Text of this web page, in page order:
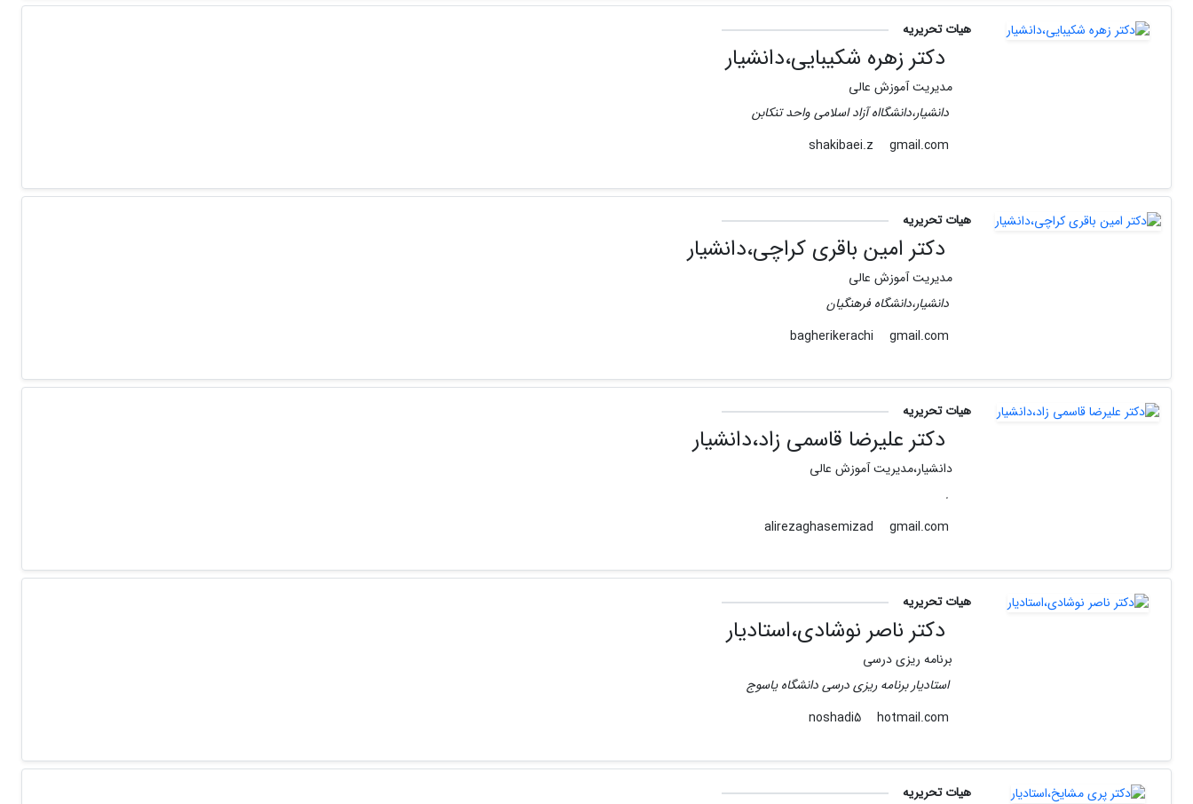
هیات تحریریه
دکتر زهره شکیبایی،دانشیار
مدیریت آموزش عالی
دانشیار،دانشگااه آزاد اسلامی واحد تنکابن
gmail.com
هیات تحریریه
دکتر امین باقری کراچی،دانشیار
مدیریت آموزش عالی
دانشیار،دانشگاه فرهنگیان
gmail.com
هیات تحریریه
دکتر علیرضا قاسمی زاد،دانشیار
دانشیار،مدیریت آموزش عالی
.
gmail.com
هیات تحریریه
دکتر ناصر نوشادی،استادیار
برنامه ریزی درسی
استادیار برنامه ریزی درسی دانشگاه یاسوج
hotmail.com
هیات تحریریه